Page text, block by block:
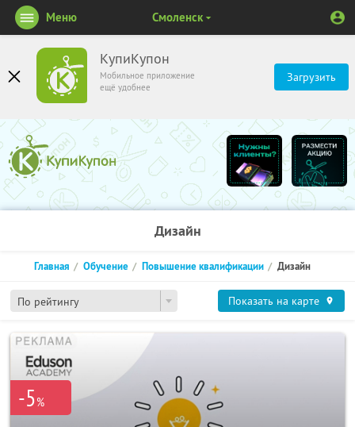
КупиКупон
Мобильное приложение
ещё удобнее
Загрузить
Меню Смоленск
Дизайн
По рейтингу
Главная Обучение Повышение квалификации Дизайн
Показать на карте
-5%